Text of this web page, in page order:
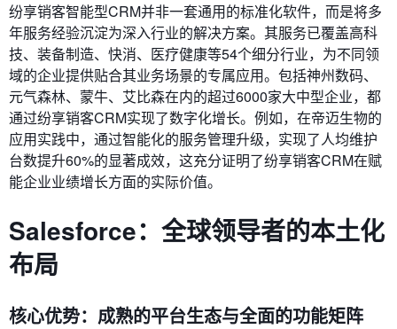
纷享销客智能型CRM并非一套通用的标准化软件，而是将多
年服务经验沉淀为深入行业的解决方案。其服务已覆盖高科
技、装备制造、快消、医疗健康等54个细分行业，为不同领
域的企业提供贴合其业务场景的专属应用。包括神州数码、
元气森林、蒙牛、艾比森在内的超过6000家大中型企业，都
通过纷享销客CRM实现了数字化增长。例如，在帝迈生物的
应用实践中，通过智能化的服务管理升级，实现了人均维护
台数提升60%的显著成效，这充分证明了纷享销客CRM在赋
能企业业绩增长方面的实际价值。
Salesforce：全球领导者的本土化
布局
核心优势：成熟的平台生态与全面的功能矩阵